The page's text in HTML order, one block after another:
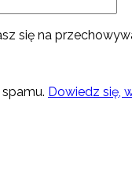
się na
Dowiedz się,